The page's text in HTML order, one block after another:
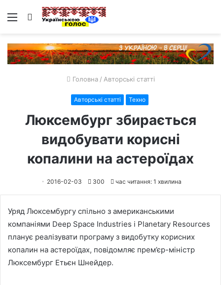
Меню Пошук
Головна / Авторські статті
Авторські статті Техно
Люксембург збирається
видобувати корисні
копалини на астероїдах
2016-02-03 300 час читання: 1 хвилина
Уряд Люксембургу спільно з американськими
компаніями Deep Space Industries і Planetary Resources
планує реалізувати програму з видобутку корисних
копалин на астероїдах, повідомляє прем’єр-міністр
Люксембург Етьєн Шнейдер.